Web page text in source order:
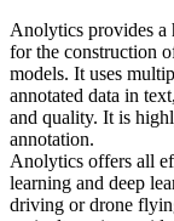
Anolytics provides a
for the construction
models. It uses
annotated data in
and quality. It is
annotation.
Anolytics offers all
learning and deep
driving or drone